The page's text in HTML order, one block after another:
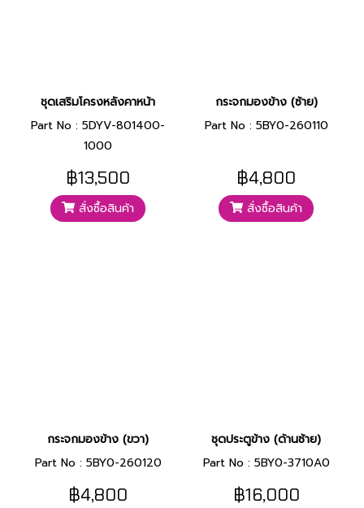
ชุดเสริมโครงหลังคาหน้า
Part No : 5DYV-801400-
1000
฿13,500
สั่งซื้อสินค้า
กระจกมองข้าง (ซ้าย)
Part No : 5BY0-260110
฿4,800
สั่งซื้อสินค้า
กระจกมองข้าง (ขวา)
Part No : 5BY0-260120
฿4,800
ชุดประตูข้าง (ด้านซ้าย)
Part No : 5BY0-3710A0
฿16,000